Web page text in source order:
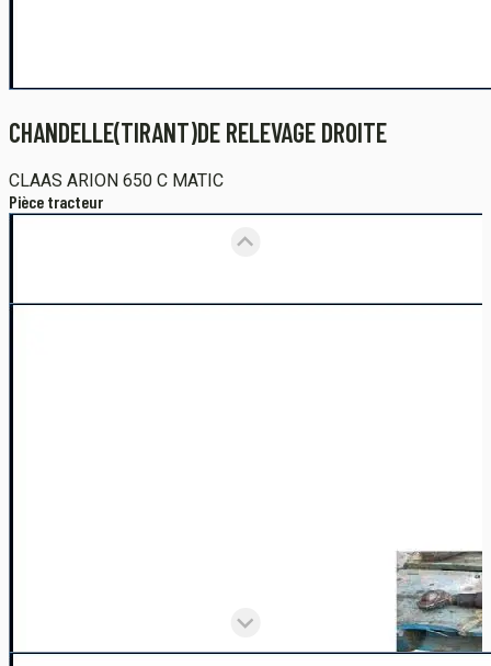
CHANDELLE(TIRANT)DE RELEVAGE DROITE
CLAAS ARION 650 C MATIC
Pièce tracteur